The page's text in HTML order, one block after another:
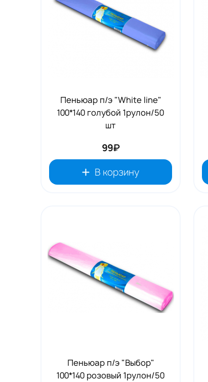
Пеньюар п/э "White line"
100*140 голубой 1рулон/50
шт
99₽
В корзину
Пеньюар п/э "Выбор"
100*140 розовый 1рулон/50